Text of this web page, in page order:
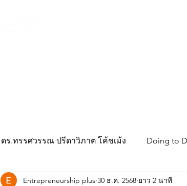
ดร.ทรรศวรรณ ปรีดาวิภาต โค้ชเม้ง Doing to
Entrepreneurship plus 30 ธ.ค. 2568 ยาว 2 นาที